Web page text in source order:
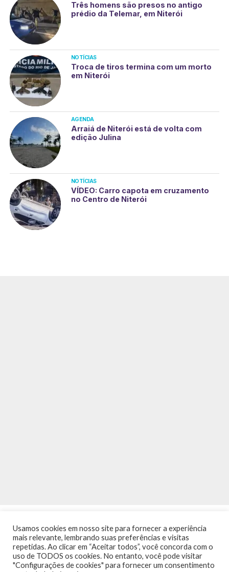
Três homens são presos no antigo
prédio da Telemar, em Niterói
NOTÍCIAS
Troca de tiros termina com um morto
em Niterói
AGENDA
Arraiá de Niterói está de volta com
edição Julina
NOTÍCIAS
VÍDEO: Carro capota em cruzamento
no Centro de Niterói
Usamos cookies em nosso site para fornecer a experiência
mais relevante, lembrando suas preferências e visitas
repetidas. Ao clicar em “Aceitar todos”, você concorda com o
uso de TODOS os cookies. No entanto, você pode visitar
"Configurações de cookies" para fornecer um consentimento